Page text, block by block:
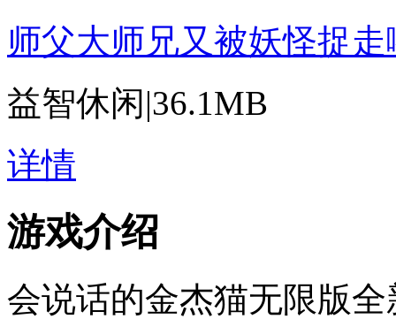
师父大师兄又被妖怪捉走
益智休闲|36.1MB
详情
游戏介绍
会说话的金杰猫无限版